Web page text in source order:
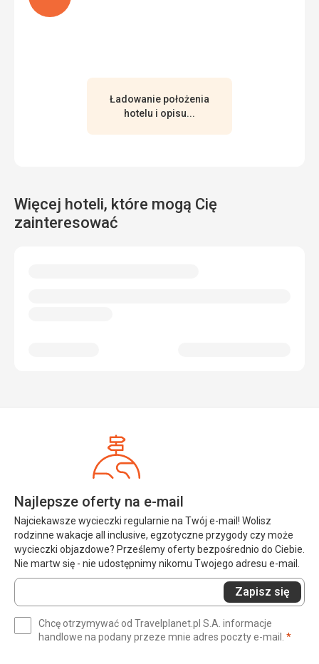
rozsypie. Kiedy dotarliśmy do pokoju, w wannie były włosy,
a toaleta była wkurzona.
jedyne, co się zmieniło, to to, że zabrali nasze ręczniki i nie
dali nam nowych, regularnie za każdym razem, gdy
wychodziliśmy na drzwi które chcieliśmy posprzątać,
Ładowanie położenia
hotelu i opisu...
Więcej hoteli, które mogą Cię
zainteresować
Najlepsze oferty na e-mail
Najciekawsze wycieczki regularnie na Twój e-mail! Wolisz
rodzinne wakacje all inclusive, egzotyczne przygody czy może
wycieczki objazdowe? Prześlemy oferty bezpośrednio do Ciebie.
Nie martw się - nie udostępnimy nikomu Twojego adresu e-mail.
Wprowadź
swój
(wymagane)
Zapisz się
Chcę otrzymywać od Travelplanet.pl S.A. informacje
handlowe na podany przeze mnie adres poczty e-mail. *